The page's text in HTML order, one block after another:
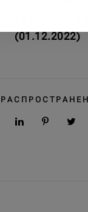
(01.12.2022)